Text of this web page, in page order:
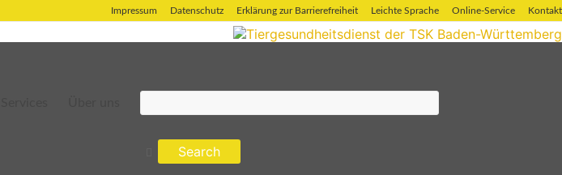
Impressum Datenschutz Erklärung zur Barrierefreiheit Leichte Sprache Online-Service Kontakt